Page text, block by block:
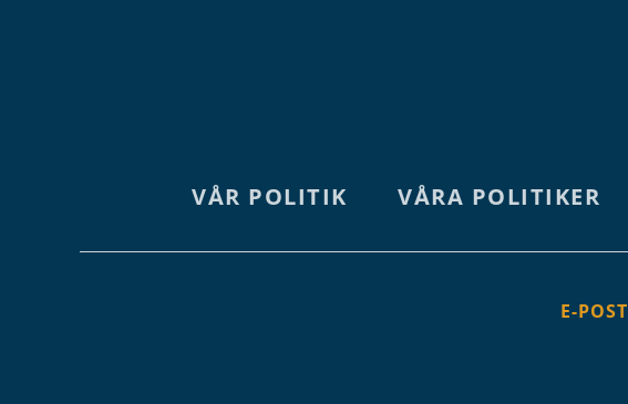
VÅR POLITIK VÅRA POLITIKER
E-POST